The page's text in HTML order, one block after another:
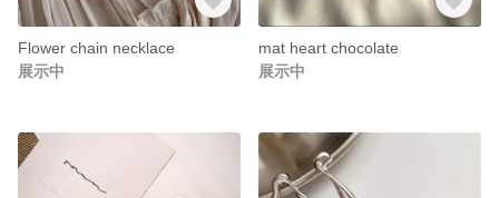
Flower chain necklace
展示中
mat heart chocolate
展示中